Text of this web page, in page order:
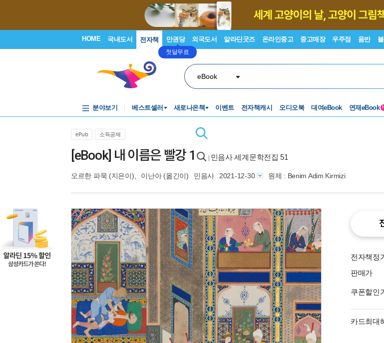
HOME 국내도서 전자책 만권당
첫달무료
외국도서 알라딘굿즈 온라인중고 중고매장 우주점 음반
eBook
분야보기 베스트셀러 새로나온책 이벤트 전자책캐시 오디오북 대여eBook 연재eBook N
ePub 소득공제
[eBook] 내 이름은 빨강 1 민음사 세계문학전집 51
오르한 파묵 (지은이), 이난아(옮긴이) 민음사 2021-12-30 원제 : Benim Adim Kirmizi
전자책정
판매가
쿠폰할인
카드최대